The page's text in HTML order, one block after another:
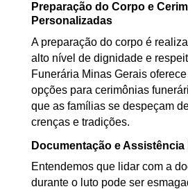
Preparação do Corpo e
Personalizadas
A preparação do corpo é
alto nível de dignidade e
Funerária Minas Gerais
opções para cerimônias
que as famílias se despeçam
crenças e tradições.
Documentação e Assistência
Entendemos que lidar com a
durante o luto pode ser